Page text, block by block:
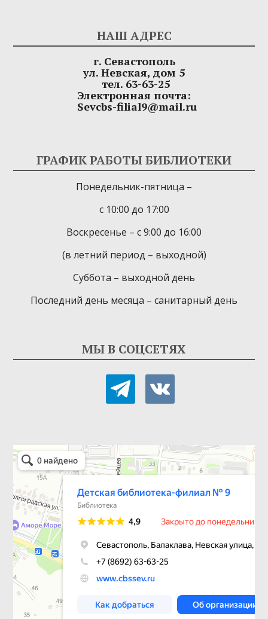
НАШ АДРЕС
г. Севастополь
ул. Невская, дом 5
тел. 63-63-25
Электронная почта:
Sevcbs-filial9@mail.ru
ГРАФИК РАБОТЫ БИБЛИОТЕКИ
Понедельник-пятница –
с 10:00 до 17:00
Воскресенье – с 9:00 до 16:00
(в летний период – выходной)
Суббота – выходной день
Последний день месяца – санитарный день
МЫ В СОЦСЕТЯХ
telegramvkontakte
Детская библиотека-филиал № 9
Библиотека в Севастополе